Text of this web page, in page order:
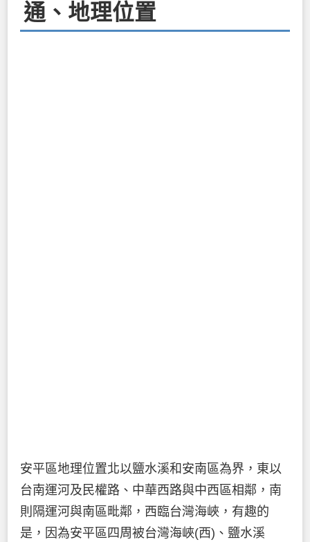
通、地理位置
安平區地理位置北以鹽水溪和安南區為界，東以
台南運河及民權路、中華西路與中西區相鄰，南
則隔運河與南區毗鄰，西臨台灣海峽，有趣的
是，因為安平區四周被台灣海峽(西)、鹽水溪